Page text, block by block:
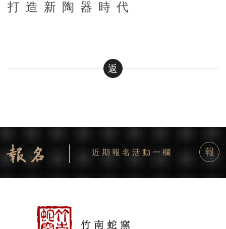
打造新陶器時代
返
近期報名活動一欄 報